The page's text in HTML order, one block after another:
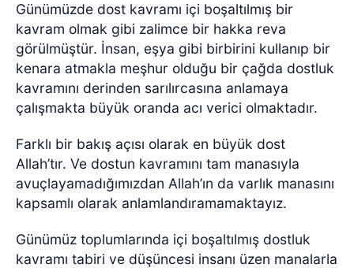
Günümüzde dost kavramı içi boşaltılmış bir
kavram olmak gibi zalimce bir hakka reva
görülmüştür. İnsan, eşya gibi birbirini kullanıp bir
kenara atmakla meşhur olduğu bir çağda dostluk
kavramını derinden sarılırcasına anlamaya
çalışmakta büyük oranda acı verici olmaktadır.
Farklı bir bakış açısı olarak en büyük dost
Allah’tır. Ve dostun kavramını tam manasıyla
avuçlayamadığımızdan Allah’ın da varlık manasını
kapsamlı olarak anlamlandıramamaktayız.
Günümüz toplumlarında içi boşaltılmış dostluk
kavramı tabiri ve düşüncesi insanı üzen manalarla